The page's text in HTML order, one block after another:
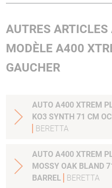
AUTRES
MODÈLE A400
GAUCHER
AUTO A400 XTREM
KO3 SYNTH 71 CM
BERETTA
AUTO A400 XTREM
MOSSY OAK BLAND
BARREL
BERETTA